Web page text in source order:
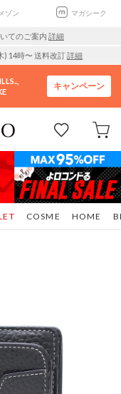
メゾン マガシーク
てのご案内 詳細
) 14時〜 送料改訂詳細
キャンペーン
COSME HOME